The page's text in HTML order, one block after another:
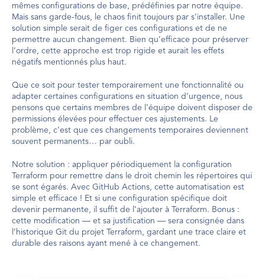
mêmes configurations de base, prédéfinies par notre équipe.
Mais sans garde-fous, le chaos finit toujours par s’installer. Une
solution simple serait de figer ces configurations et de ne
permettre aucun changement. Bien qu’efficace pour préserver
l’ordre, cette approche est trop rigide et aurait les effets
négatifs mentionnés plus haut.
Que ce soit pour tester temporairement une fonctionnalité ou
adapter certaines configurations en situation d’urgence, nous
pensons que certains membres de l’équipe doivent disposer de
permissions élevées pour effectuer ces ajustements. Le
problème, c’est que ces changements temporaires deviennent
souvent permanents… par oubli.
Notre solution : appliquer périodiquement la configuration
Terraform pour remettre dans le droit chemin les répertoires qui
se sont égarés. Avec GitHub Actions, cette automatisation est
simple et efficace ! Et si une configuration spécifique doit
devenir permanente, il suffit de l’ajouter à Terraform. Bonus :
cette modification — et sa justification — sera consignée dans
l’historique Git du projet Terraform, gardant une trace claire et
durable des raisons ayant mené à ce changement.